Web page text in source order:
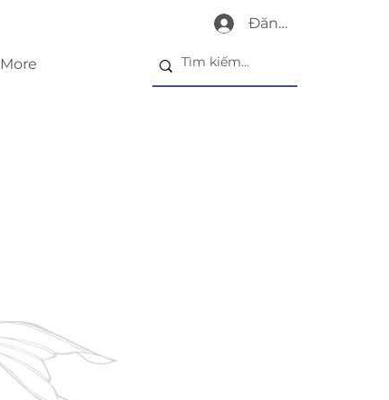
Đăng nhập
More